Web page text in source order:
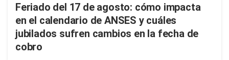
Feriado del 17 de agosto: cómo impacta
en el calendario de ANSES y cuáles
jubilados sufren cambios en la fecha de
cobro